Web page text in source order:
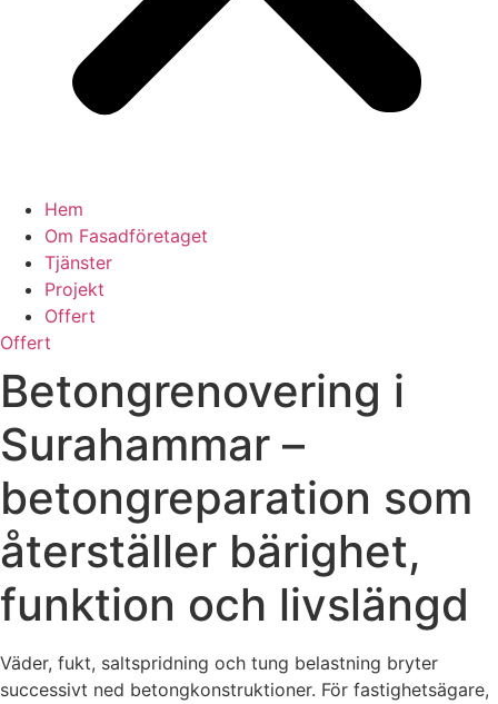
Hem
Om Fasadföretaget
Tjänster
Projekt
Offert
Offert
Betongrenovering i
Surahammar –
betongreparation som
återställer bärighet,
funktion och livslängd
Väder, fukt, saltspridning och tung belastning bryter
successivt ned betongkonstruktioner. För fastighetsägare,